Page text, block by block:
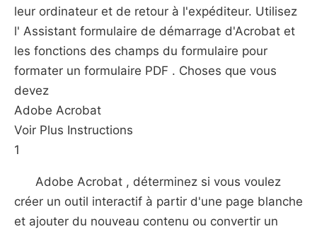
leur ordinateur et de retour à l'expéditeur. Utilisez
l' Assistant formulaire de démarrage d'Acrobat et
les fonctions des champs du formulaire pour
formater un formulaire PDF . Choses que vous
devez
Adobe Acrobat
Voir Plus Instructions
1
Adobe Acrobat , déterminez si vous voulez
créer un outil interactif à partir d'une page blanche
et ajouter du nouveau contenu ou convertir un